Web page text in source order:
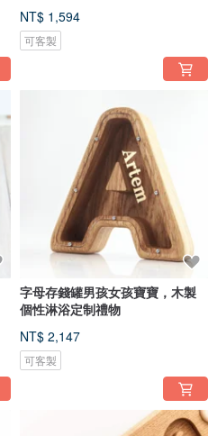
NT$ 1,594
可客製
字母存錢罐男孩女孩寶寶，木製
個性淋浴定制禮物
NT$ 2,147
可客製